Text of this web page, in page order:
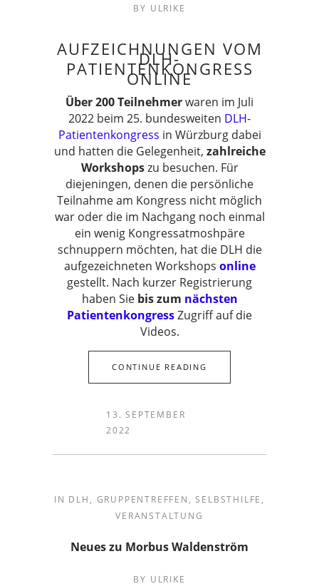
BY ULRIKE
AUFZEICHNUNGEN VOM
DLH-
PATIENTENKONGRESS
ONLINE
Über 200 Teilnehmerwaren im Juli
2022 beim 25. bundesweiten DLH-
Patientenkongress in Würzburg dabei
und hatten die Gelegenheit, zahlreiche
Workshopszu besuchen. Für
diejeningen, denen die persönliche
Teilnahme am Kongress nicht möglich
war oder die im Nachgang noch einmal
ein wenig Kongressatmoshpäre
schnuppern möchten, hat die DLH die
aufgezeichneten Workshops online
gestellt. Nach kurzer Registrierung
haben Sie bis zum nächsten
PatientenkongressZugriff auf die
Videos.
CONTINUE READING
13. SEPTEMBER
2022
IN DLH , GRUPPENTREFFEN ,SELBSTHILFE ,
VERANSTALTUNG
Neues zu Morbus Waldenström
BY ULRIKE